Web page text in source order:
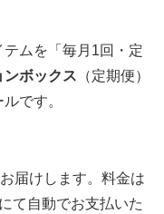
ムを「毎月1回・定
ボックス （定期便）
です。
届けします。料金は
て自動でお支払いた